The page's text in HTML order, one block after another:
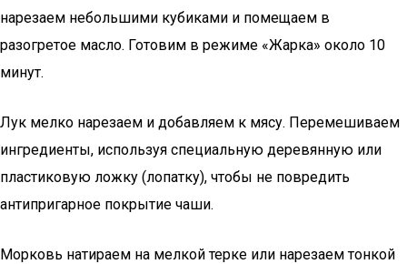
нарезаем небольшими кубиками и помещаем в
разогретое масло. Готовим в режиме «Жарка» около 10
минут.
Лук мелко нарезаем и добавляем к мясу. Перемешиваем
ингредиенты, используя специальную деревянную или
пластиковую ложку (лопатку), чтобы не повредить
антипригарное покрытие чаши.
Морковь натираем на мелкой терке или нарезаем тонкой